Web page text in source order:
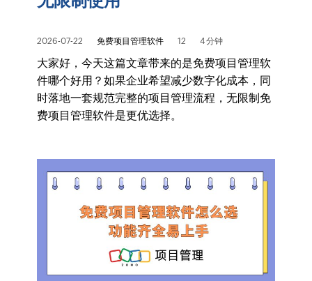
2026-07-22 免费项目管理软件 12 4 分钟
大家好，今天这篇文章带来的是免费项目管理软
件哪个好用？如果企业希望减少数字化成本，同
时落地一套规范完整的项目管理流程，无限制免
费项目管理软件是更优选择。